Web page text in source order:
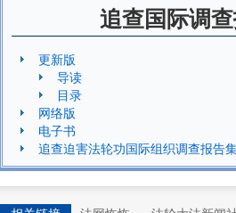
追查国际调
更新版
导读
目录
网络版
电子书
追查迫害法轮功国际组织调查报告